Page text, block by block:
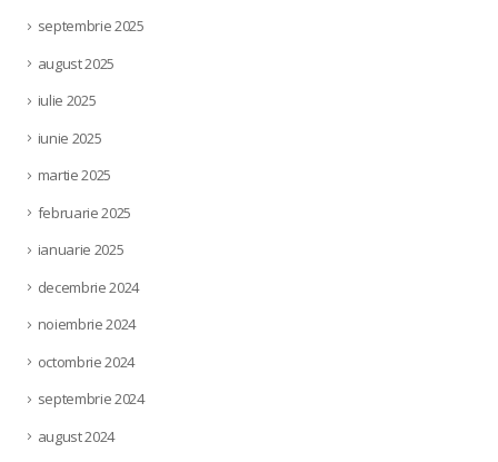
septembrie 2025
august 2025
iulie 2025
iunie 2025
martie 2025
februarie 2025
ianuarie 2025
decembrie 2024
noiembrie 2024
octombrie 2024
septembrie 2024
august 2024